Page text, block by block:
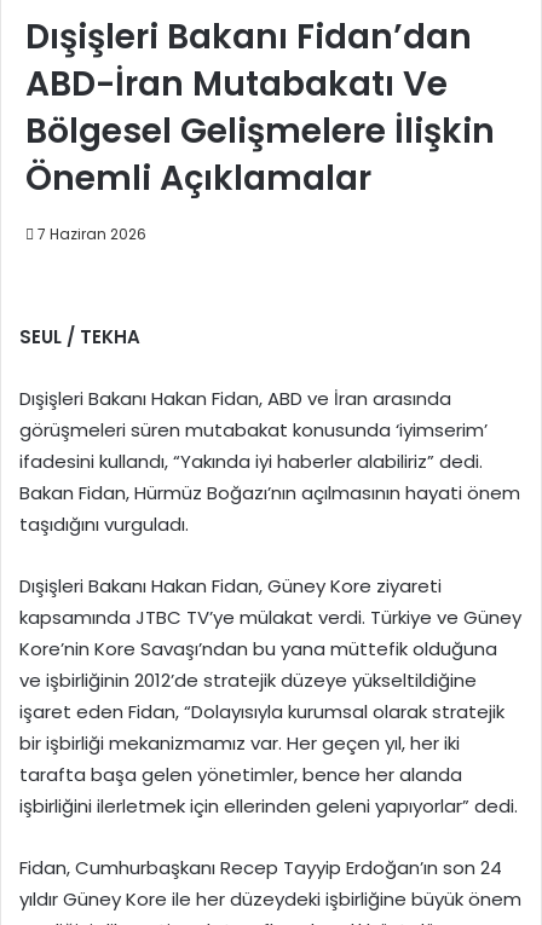
Dışişleri Bakanı Fidan’dan
ABD-İran Mutabakatı Ve
Bölgesel Gelişmelere İlişkin
Önemli Açıklamalar
7 Haziran 2026
SEUL / TEKHA
Dışişleri Bakanı Hakan Fidan, ABD ve İran arasında
görüşmeleri süren mutabakat konusunda ‘iyimserim’
ifadesini kullandı, “Yakında iyi haberler alabiliriz” dedi.
Bakan Fidan, Hürmüz Boğazı’nın açılmasının hayati önem
taşıdığını vurguladı.
Dışişleri Bakanı Hakan Fidan, Güney Kore ziyareti
kapsamında JTBC TV’ye mülakat verdi. Türkiye ve Güney
Kore’nin Kore Savaşı’ndan bu yana müttefik olduğuna
ve işbirliğinin 2012’de stratejik düzeye yükseltildiğine
işaret eden Fidan, “Dolayısıyla kurumsal olarak stratejik
bir işbirliği mekanizmamız var. Her geçen yıl, her iki
tarafta başa gelen yönetimler, bence her alanda
işbirliğini ilerletmek için ellerinden geleni yapıyorlar” dedi.
Fidan, Cumhurbaşkanı Recep Tayyip Erdoğan’ın son 24
yıldır Güney Kore ile her düzeydeki işbirliğine büyük önem